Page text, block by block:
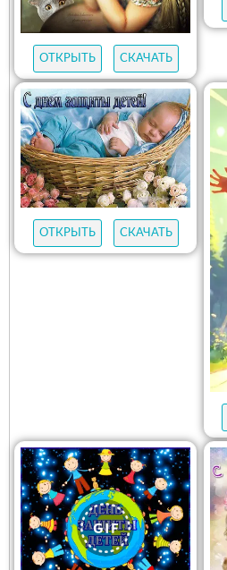
ОТКРЫТЬ СКАЧАТЬ
ОТКРЫТЬ СКАЧАТЬ